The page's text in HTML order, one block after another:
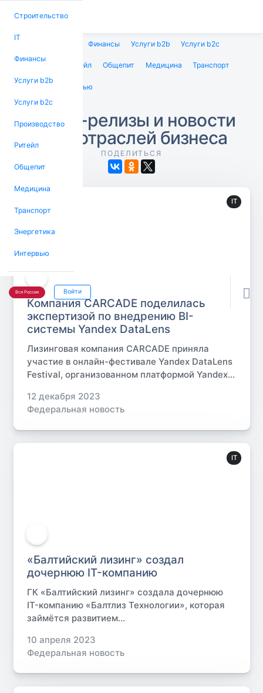
Строительство
IT
Финансы
Услуги b2b
Услуги b2c
Производство
Ритейл
Общепит
Медицина
Транспорт
Энергетика
Интервью
Вся Россия Войти 
Финансы Услуги b2b Услуги b2c
Ритейл Общепит Медицина Транспорт
Энергетика Интервью
Пресс-релизы и новости
всех отраслей бизнеса
ПОДЕЛИТЬСЯ
IT
Компания CARCADE поделилась
экспертизой по внедрению BI-
системы Yandex DataLens
Лизинговая компания CARCADE приняла
участие в онлайн-фестивале Yandex DataLens
Festival, организованном платформой Yandex...
12 декабря 2023
Федеральная новость
IT
«Балтийский лизинг» создал
дочернюю IT-компанию
ГК «Балтийский лизинг» создала дочернюю
IT-компанию «Балтлиз Технологии», которая
займётся развитием...
10 апреля 2023
Федеральная новость